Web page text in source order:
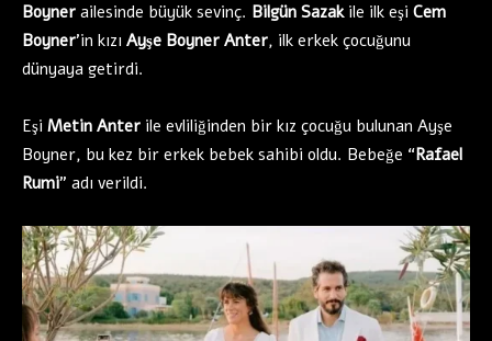
Boyner ailesinde büyük sevinç. Bilgün Sazakile ilk eşi Cem
Boyner’in kızı Ayşe Boyner Anter, ilk erkek çocuğunu
dünyaya getirdi.
Eşi Metin Anter ile evliliğinden bir kız çocuğu bulunan Ayşe
Boyner, bu kez bir erkek bebek sahibi oldu. Bebeğe “Rafael
Rumi” adı verildi.